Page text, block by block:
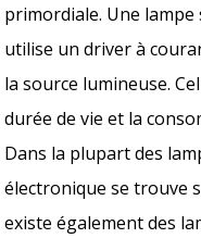
primordiale. Une
utilise un driver à
la source lumineuse.
durée de vie et la
Dans la plupart des
électronique se trouve
existe également des